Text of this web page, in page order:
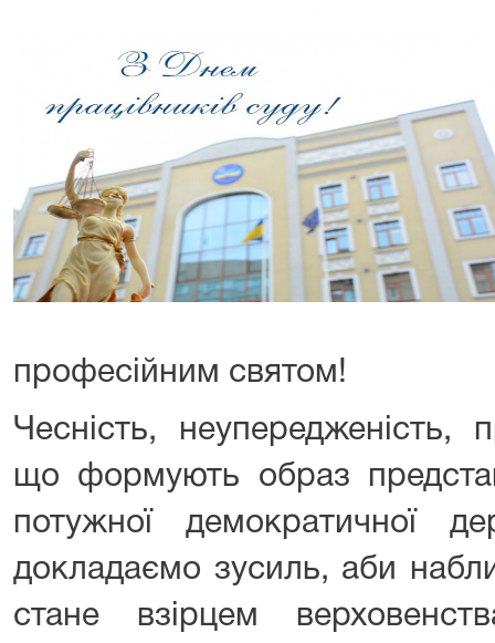
професійним святом!
Чесність, неупередженість,
що формують образ
потужної демократичної
докладаємо зусиль, аби
стане взірцем